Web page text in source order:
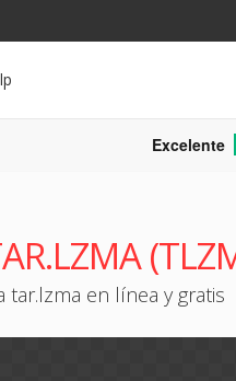
Excelente
tar.lzma en línea y gratis